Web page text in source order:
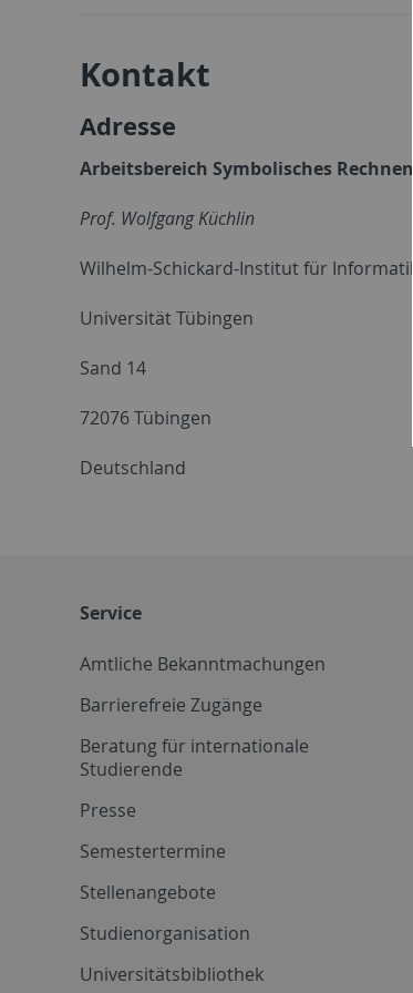
Kontakt
Adresse
Arbeitsbereich Symbolisches Rechnen
Prof. Wolfgang Küchlin
Wilhelm-Schickard-Institut für Informatik
Universität Tübingen
Sand 14
72076 Tübingen
Deutschland
Service
Amtliche Bekanntmachungen
Barrierefreie Zugänge
Beratung für internationale
Studierende
Presse
Semestertermine
Stellenangebote
Studienorganisation
Universitätsbibliothek